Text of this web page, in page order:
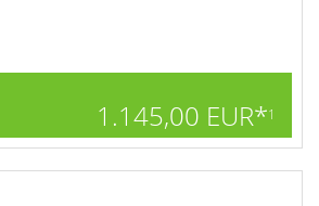
1.145,00 EUR*1